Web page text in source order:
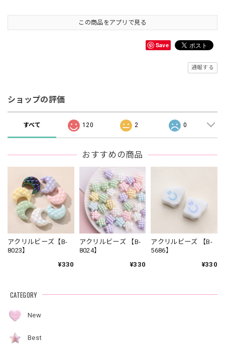
この商品をアプリで見る
Save
通報する
ショップの評価
すべて 120 2 0
おすすめの商品
アクリルビーズ【B-
8023】
¥330
アクリルビーズ 【B-
8024】
¥330
アクリルビーズ 【B-
5686】
¥330
CATEGORY
New
Best